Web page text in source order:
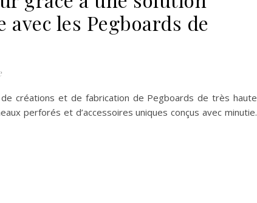
les Pegboards de
créations et de fabrication de Pegboards de très haute
perforés et d’accessoires uniques conçus avec minutie.